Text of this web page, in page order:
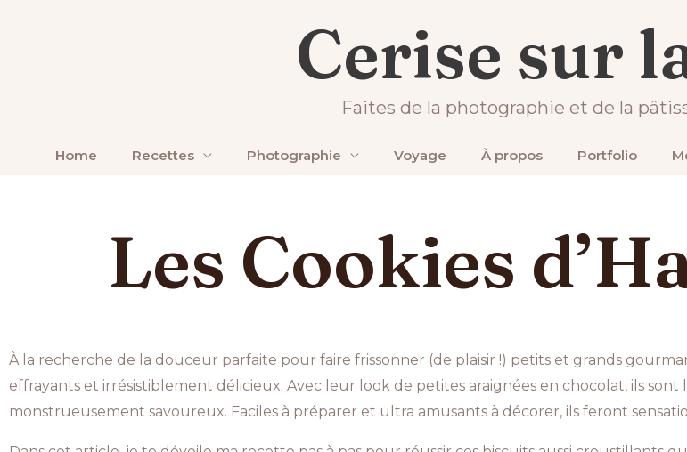
Cerise sur
Faites de la photographie et de la
Home Recettes Photographie Voyage À propos Portfolio
2025-10-20
Les Cookies
À la recherche de la douceur parfaite pour faire frissonner (de plaisir !) petits et grands
effrayants et irrésistiblement délicieux. Avec leur look de petites araignées en chocolat, ils
monstrueusement savoureux. Faciles à préparer et ultra amusants à décorer, ils feront